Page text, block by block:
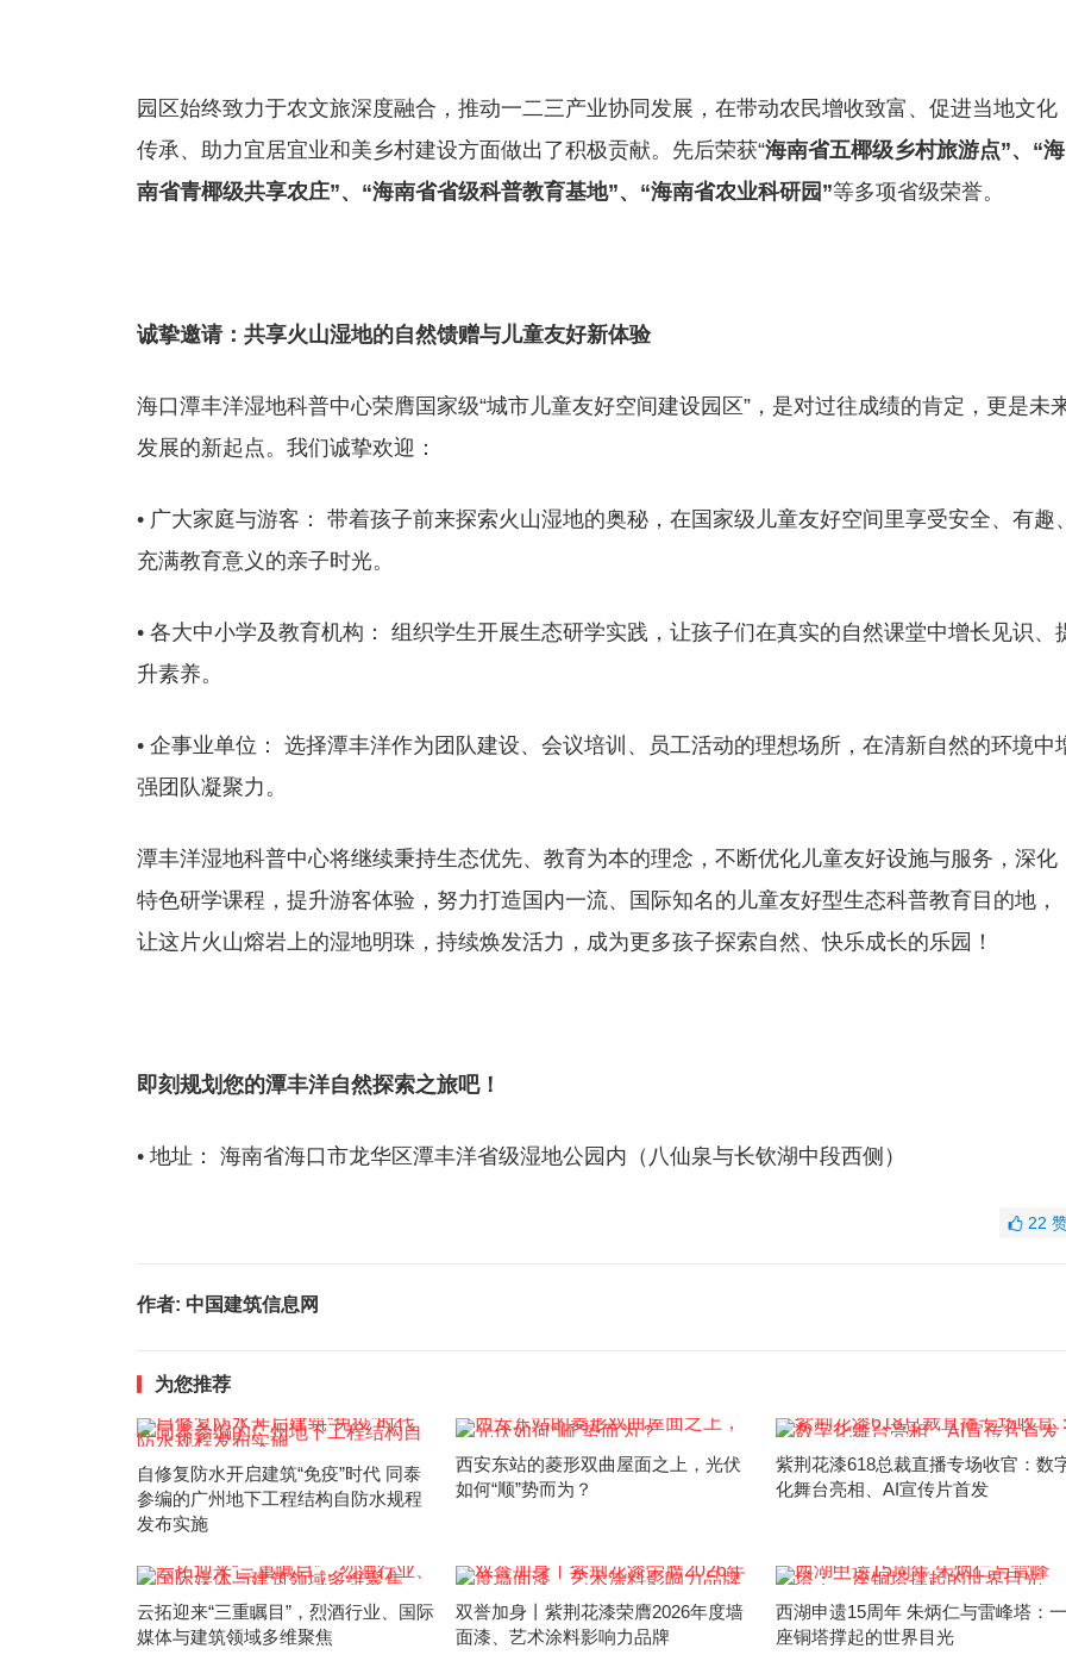
园区始终致力于农文旅深度融合，推动一二三产业协同发展，在带动农民增收致富、促进当地文化
传承、助力宜居宜业和美乡村建设方面做出了积极贡献。先后荣获“海南省五椰级乡村旅游点”、“海
南省青椰级共享农庄”、“海南省省级科普教育基地”、“海南省农业科研园”等多项省级荣誉。
诚挚邀请：共享火山湿地的自然馈赠与儿童友好新体验
海口潭丰洋湿地科普中心荣膺国家级“城市儿童友好空间建设园区”，是对过往成绩的肯定，更是未
发展的新起点。我们诚挚欢迎：
• 广大家庭与游客： 带着孩子前来探索火山湿地的奥秘，在国家级儿童友好空间里享受安全、有趣
充满教育意义的亲子时光。
• 各大中小学及教育机构： 组织学生开展生态研学实践，让孩子们在真实的自然课堂中增长见识、
升素养。
• 企事业单位： 选择潭丰洋作为团队建设、会议培训、员工活动的理想场所，在清新自然的环境中
强团队凝聚力。
潭丰洋湿地科普中心将继续秉持生态优先、教育为本的理念，不断优化儿童友好设施与服务，深化
特色研学课程，提升游客体验，努力打造国内一流、国际知名的儿童友好型生态科普教育目的地，
让这片火山熔岩上的湿地明珠，持续焕发活力，成为更多孩子探索自然、快乐成长的乐园！
即刻规划您的潭丰洋自然探索之旅吧！
• 地址： 海南省海口市龙华区潭丰洋省级湿地公园内（八仙泉与长钦湖中段西侧）
22
作者: 中国建筑信息网
为您推荐
自修复防水开启建筑“免疫”时代 同泰
参编的广州地下工程结构自防水规程
发布实施
西安东站的菱形双曲屋面之上，光伏
如何“顺”势而为？
紫荆花漆618总裁直播专场收官：数
化舞台亮相、AI宣传片首发
云拓迎来“三重瞩目”，烈酒行业、国际
媒体与建筑领域多维聚焦
双誉加身丨紫荆花漆荣膺2026年度墙
面漆、艺术涂料影响力品牌
西湖申遗15周年 朱炳仁与雷峰塔：一
座铜塔撑起的世界目光